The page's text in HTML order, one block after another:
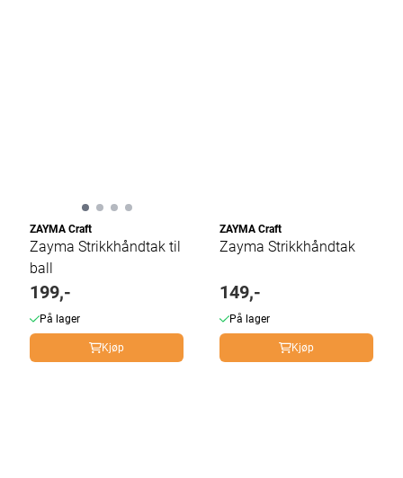
ZAYMA Craft
Zayma Strikkhåndtak til
ball
199,-
På lager
Kjøp
ZAYMA Craft
Zayma Strikkhåndtak
149,-
På lager
Kjøp